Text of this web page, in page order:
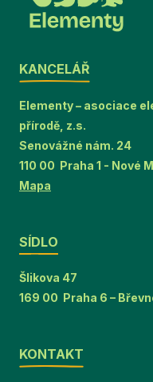
KANCELÁŘ
Elementy – asociace
přírodě, z.s.
Senovážné nám. 24
110 00 Praha 1 - Nové
Mapa
SÍDLO
Šlikova 47
169 00 Praha 6 –
KONTAKT